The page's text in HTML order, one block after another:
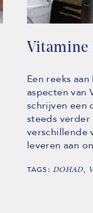
Vitamine
Een reeks
aspecten van
schrijven een
steeds
verschillende
leveren aan
TAGS:DOHAD,